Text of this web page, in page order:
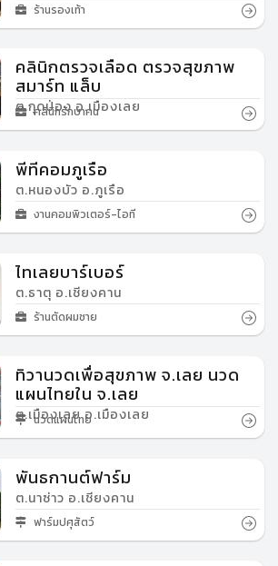
ร้านรองเท้า
คลินิกตรวจเลือด ตรวจสุขภาพ
สมาร์ท แล็บ
ต.กุดป่อง อ.เมืองเลย
คลินิกรักษาคน
พีทีคอมภูเรือ
ต.หนองบัว อ.ภูเรือ
งานคอมพิวเตอร์-ไอที
ไทเลยบาร์เบอร์
ต.ธาตุ อ.เชียงคาน
ร้านตัดผมชาย
ทิวานวดเพื่อสุขภาพ จ.เลย นวด
แผนไทยใน จ.เลย
ต.เมืองเลย อ.เมืองเลย
นวดแผนไทย
พันธกานต์ฟาร์ม
ต.นาซ่าว อ.เชียงคาน
ฟาร์มปศุสัตว์